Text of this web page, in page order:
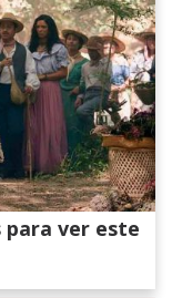
para ver este